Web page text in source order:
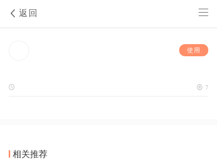
返回
使用
7
相关推荐